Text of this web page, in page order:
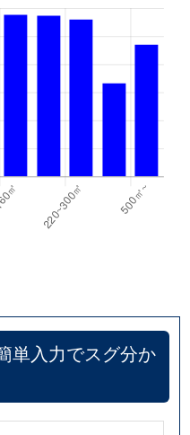
単入力でスグ分か